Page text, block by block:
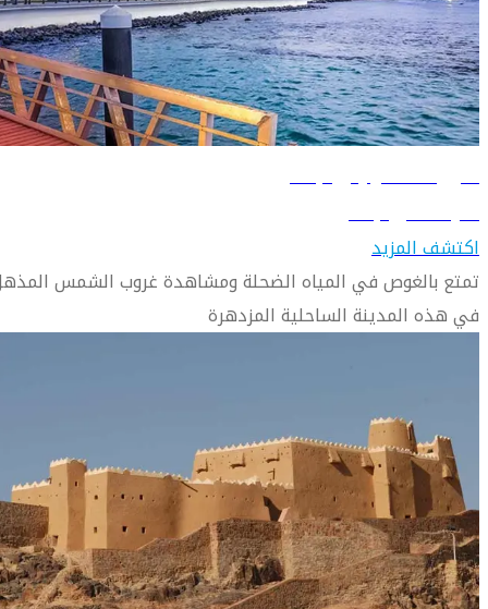
دليل السفر إلى جدة
تعرّف على جدة
اكتشف المزيد
تمتع بالغوص في المياه الضحلة ومشاهدة غروب الشمس
في هذه المدينة الساحلية المزدهرة